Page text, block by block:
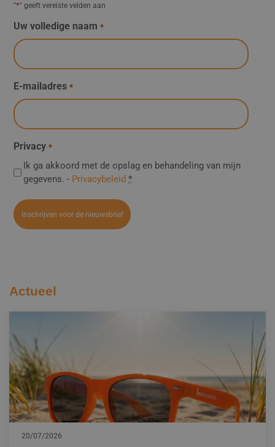
"*" geeft vereiste velden aan
Uw volledige naam *
E-mailadres *
Privacy *
Ik ga akkoord met de opslag en behandeling van mijn
gegevens. - Privacybeleid *
Actueel
20/07/2026